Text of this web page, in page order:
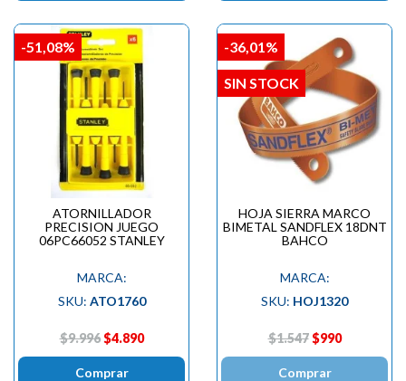
ATORNILLADOR
PRECISION JUEGO
06PC66052 STANLEY
MARCA:
SKU: ATO1760
$9.996 $4.890
Comprar
-51,08%
HOJA SIERRA MARCO
BIMETAL SANDFLEX 18DNT
BAHCO
MARCA:
SKU: HOJ1320
$1.547 $990
Comprar
-36,01%
SIN STOCK